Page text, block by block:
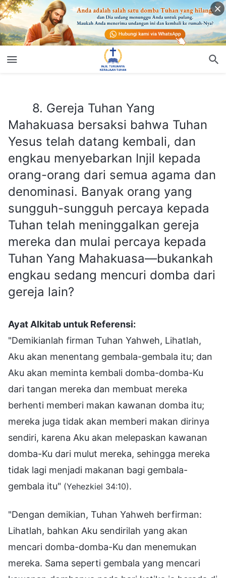
8. Gereja Tuhan Yang
Mahakuasa bersaksi bahwa Tuhan
Yesus telah datang kembali, dan
engkau menyebarkan Injil kepada
orang-orang dari semua agama dan
denominasi. Banyak orang yang
sungguh-sungguh percaya kepada
Tuhan telah meninggalkan gereja
mereka dan mulai percaya kepada
Tuhan Yang Mahakuasa—bukankah
engkau sedang mencuri domba dari
gereja lain?
Ayat Alkitab untuk Referensi:
"Demikianlah firman Tuhan Yahweh, Lihatlah,
Aku akan menentang gembala-gembala itu; dan
Aku akan meminta kembali domba-domba-Ku
dari tangan mereka dan membuat mereka
berhenti memberi makan kawanan domba itu;
mereka juga tidak akan memberi makan dirinya
sendiri, karena Aku akan melepaskan kawanan
domba-Ku dari mulut mereka, sehingga mereka
tidak lagi menjadi makanan bagi gembala-
gembala itu" (Yehezkiel 34:10).
"Dengan demikian, Tuhan Yahweh berfirman:
Lihatlah, bahkan Aku sendirilah yang akan
mencari domba-domba-Ku dan menemukan
mereka. Sama seperti gembala yang mencari